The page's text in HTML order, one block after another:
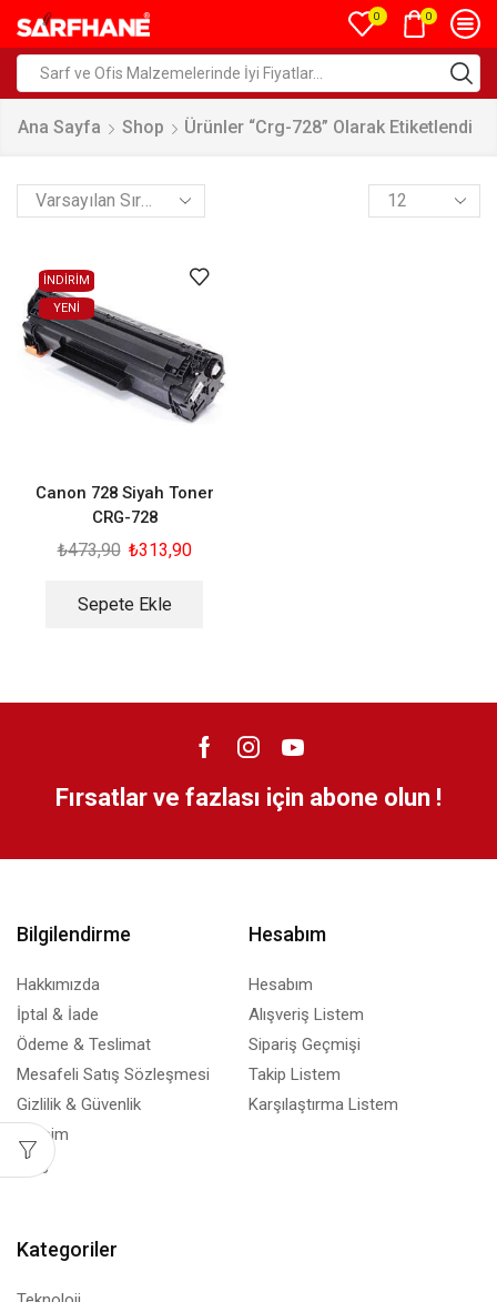
0 0
Ana Sayfa Shop Ürünler “crg-728” Olarak Etiketlendi
İNDİRİM
YENI
Canon 728 Siyah Toner
CRG-728
₺473,90 ₺313,90
Sepete Ekle
Fırsatlar ve fazlası için abone olun !
Bilgilendirme
Hakkımızda
İptal & İade
Ödeme & Teslimat
Mesafeli Satış Sözleşmesi
Gizlilik & Güvenlik
İletişim
Blog
Hesabım
Hesabım
Alışveriş Listem
Sipariş Geçmişi
Takip Listem
Karşılaştırma Listem
Kategoriler